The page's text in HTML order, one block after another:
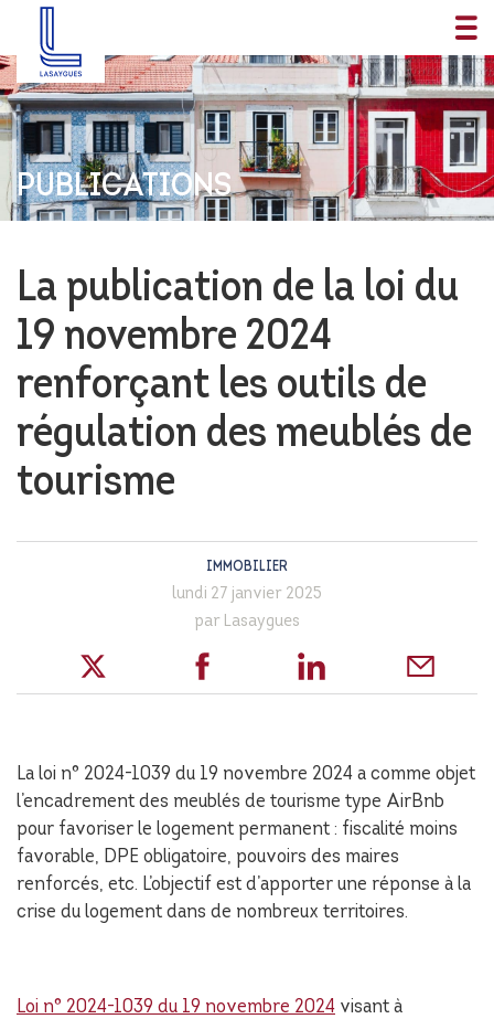
PUBLICATIONS
La publication de la loi du
19 novembre 2024
renforçant les outils de
régulation des meublés de
tourisme
IMMOBILIER
lundi 27 janvier 2025
par Lasaygues
La loi n° 2024-1039 du 19 novembre 2024 a comme objet
l’encadrement des meublés de tourisme type AirBnb
pour favoriser le logement permanent : fiscalité moins
favorable, DPE obligatoire, pouvoirs des maires
renforcés, etc. L’objectif est d’apporter une réponse à la
crise du logement dans de nombreux territoires.
Loi n° 2024-1039 du 19 novembre 2024 visant à